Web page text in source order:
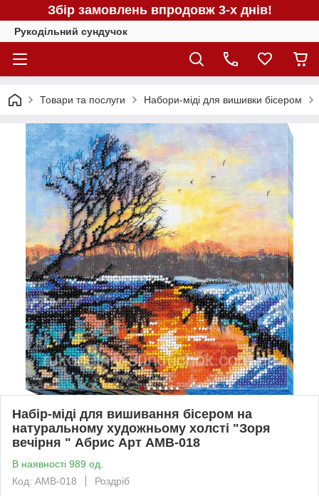
Збір замовлень впродовж 3-х днів!
Рукодільний сундучок
Товари та послуги Набори-міді для вишивки бісером
Набір-міді для вишивання бісером на
натуральному художньому холсті "Зоря
вечірня " Абрис Арт AMB-018
В наявності 989 од.
Код: AMB-018
Роздріб